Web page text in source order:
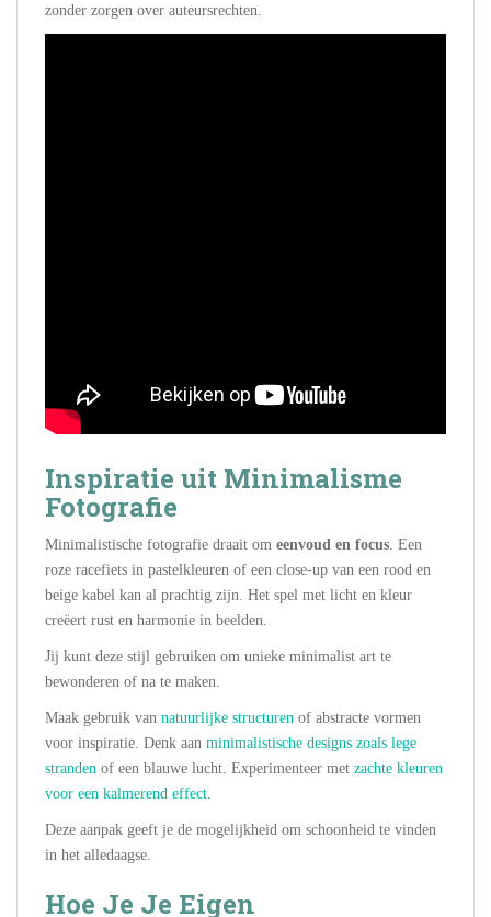
zonder zorgen over auteursrechten.
Inspiratie uit Minimalisme
Fotografie
Minimalistische fotografie draait om eenvoud en focus . Een
roze racefiets in pastelkleuren of een close-up van een rood en
beige kabel kan al prachtig zijn. Het spel met licht en kleur
creëert rust en harmonie in beelden.
Jij kunt deze stijl gebruiken om unieke minimalist art te
bewonderen of na te maken.
Maak gebruik van natuurlijke structuren of abstracte vormen
voor inspiratie. Denk aan minimalistische designs zoals lege
stranden of een blauwe lucht. Experimenteer met zachte kleuren
voor een kalmerend effect
Deze aanpak geeft je de mogelijkheid om schoonheid te vinden
in het alledaagse.
Hoe Je Je Eigen